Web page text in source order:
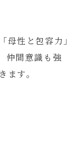
性と包容力」
仲間意識も強
す。